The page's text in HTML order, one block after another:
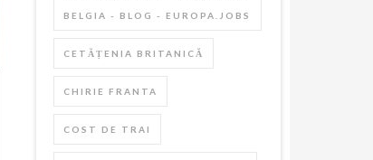
BELGIA - BLOG - EUROPA.JOBS
CETĂȚENIA BRITANICĂ
CHIRIE FRANTA
COST DE TRAI